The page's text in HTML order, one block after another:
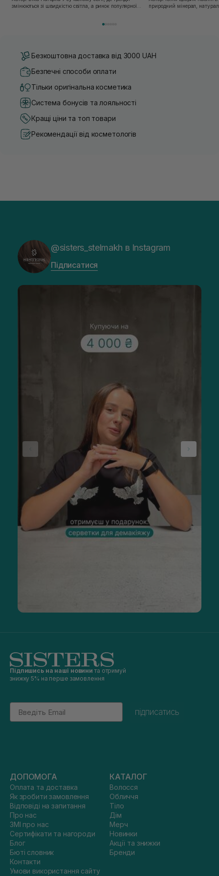
змінюються зі швидкістю світла, а ринок популярної
природний мінерал,
Безкоштовна доставка від 3000 UAH
Безпечні способи оплати
Тільки оригінальна косметика
Система бонусів та лояльності
Кращі ціни та топ товари
Рекомендації від косметологів
@sisters_stelmakh в Instagram
Підписатися
Підпишись на наші новини та отримуй
знижку 5% на перше замовлення
Email
підписатись
ДОПОМОГА
Оплата та доставка
Як зробити замовлення
Відповіді на запитання
Про нас
ЗМІ про нас
Сертифікати та нагороди
Блог
Бюті словник
Контакти
Умови використання сайту
КАТАЛОГ
Волосся
Обличчя
Тіло
Дім
Мерч
Новинки
Акції та знижки
Бренди